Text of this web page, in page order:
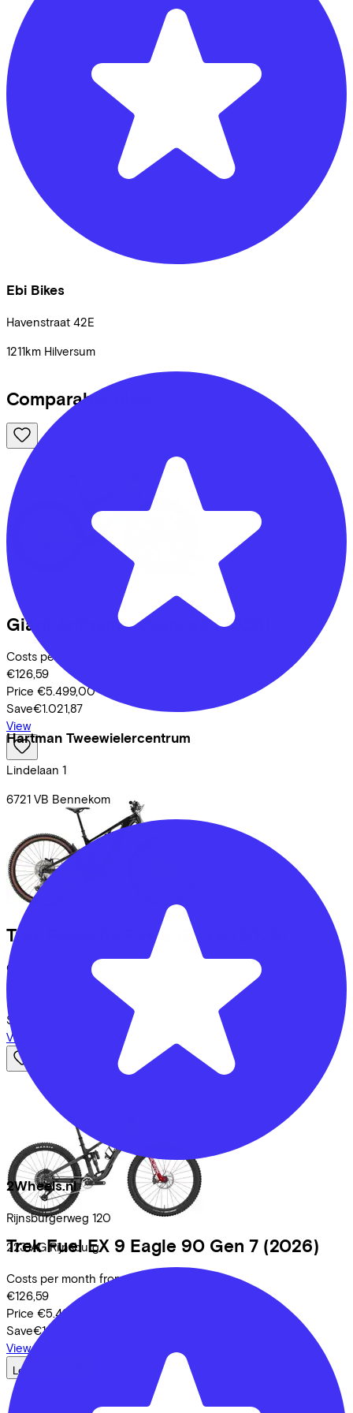
Ebi Bikes
Havenstraat 42E
1211km Hilversum
Hartman Tweewielercentrum
Lindelaan 1
6721 VB Bennekom
2Wheels.nl
Rijnsburgerweg 120
2231AG Rijnsburg
Comparable bikes
Giant Anthem Advanced (2026)
Costs per month from
€126,59
Price €5.499,00
Save€1.021,87
View
Trek Powerfly FS+ 6 Gen 4
Costs per month from
€130,58
Price
Save
View
Trek Fuel EX 9 Eagle 90 Gen 7 (2026)
Costs per month from
€126,59
Price €5.499,00
Save€1.021,87
View
Lease a Bike